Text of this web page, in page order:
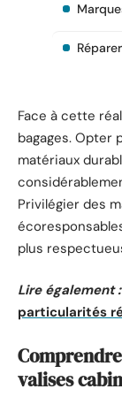
Face à cette
bagages. Opter
matériaux
Privilégier des
plus
Lire également :
particularités
valises